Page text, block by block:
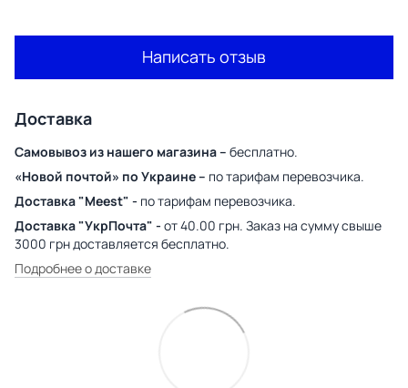
Написать отзыв
Доставка
Самовывоз из нашего магазина – бесплатно.
«Новой почтой» по Украине – по тарифам перевозчика.
Доставка "Meest" - по тарифам перевозчика.
Доставка "УкрПочта" - от 40.00 грн. Заказ на сумму свыше
3000 грн доставляется бесплатно.
Подробнее о доставке